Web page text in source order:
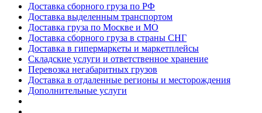
Доставка сборного груза по РФ
Доставка выделенным транспортом
Доставка груза по Москве и МО
Доставка сборного груза в страны СНГ
Доставка в гипермаркеты и маркетплейсы
Складские услуги и ответственное хранение
Перевозка негабаритных грузов
Доставка в отдаленные регионы и месторождения
Дополнительные услуги